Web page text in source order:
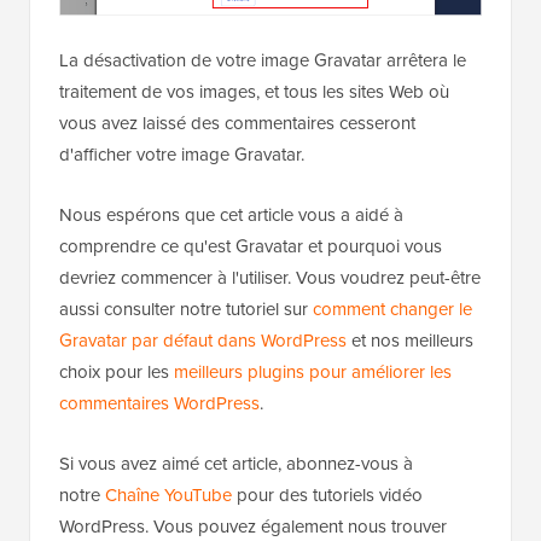
La désactivation de votre image Gravatar arrêtera le
traitement de vos images, et tous les sites Web où
vous avez laissé des commentaires cesseront
d'afficher votre image Gravatar.
Nous espérons que cet article vous a aidé à
comprendre ce qu'est Gravatar et pourquoi vous
devriez commencer à l'utiliser. Vous voudrez peut-être
aussi consulter notre tutoriel surcomment changer le
Gravatar par défaut dans WordPresset nos meilleurs
choix pour les meilleurs plugins pour améliorer les
commentaires WordPress.
Si vous avez aimé cet article, abonnez-vous à
notreChaîne YouTube pour des tutoriels vidéo
WordPress. Vous pouvez également nous trouver